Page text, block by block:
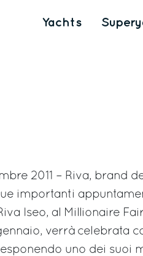
Yachts
2011 – Riva, brand
importanti
Iseo, al Millionaire
verrà celebrata
uno dei suoi